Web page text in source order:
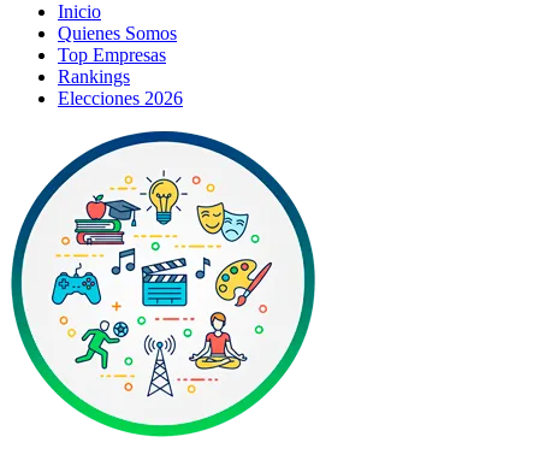
Inicio
Quienes Somos
Top Empresas
Rankings
Elecciones 2026